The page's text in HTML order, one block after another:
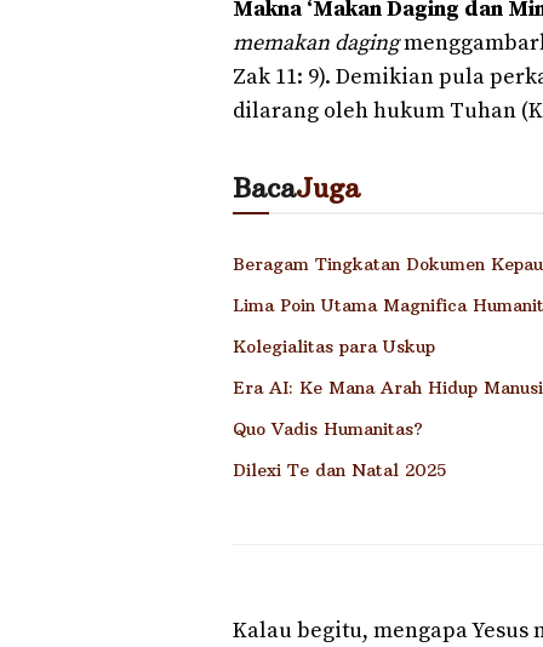
Makna ‘Makan Daging dan
memakan daging
Zak 11: 9). Demikian pula
dilarang oleh hukum Tuhan
BacaJuga
Beragam Tingkatan Dokumen
Lima Poin Utama Magnifica
Kolegialitas para Uskup
Era AI: Ke Mana Arah Hidup
Quo Vadis Humanitas?
Dilexi Te dan Natal 2025
Kalau begitu, mengapa